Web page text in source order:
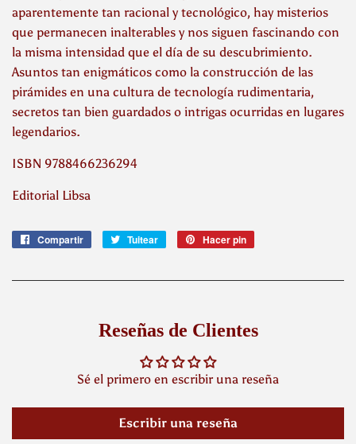
aparentemente tan racional y tecnológico, hay misterios
que permanecen inalterables y nos siguen fascinando con
la misma intensidad que el día de su descubrimiento.
Asuntos tan enigmáticos como la construcción de las
pirámides en una cultura de tecnología rudimentaria,
secretos tan bien guardados o intrigas ocurridas en lugares
legendarios.
ISBN 9788466236294
Editorial Libsa
Compartir
CompartirTuitear
Tuitear Hacer pin
Reseñas de Clientes
Sé el primero en escribir una reseña
Escribir una reseña